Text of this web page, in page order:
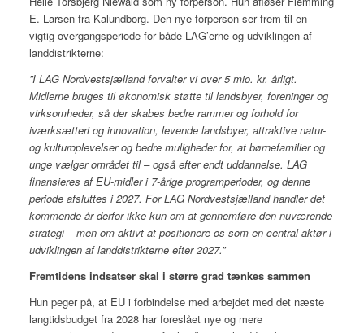
E. Larsen fra Kalundborg. Den nye forperson ser frem til en
vigtig overgangsperiode for både LAG’erne og udviklingen af
landdistrikterne:
”I LAG Nordvestsjælland forvalter vi over 5 mio. kr. årligt.
Midlerne bruges til økonomisk støtte til landsbyer, foreninger og
virksomheder, så der skabes bedre rammer og forhold for
iværksætteri og innovation, levende landsbyer, attraktive natur-
og kulturoplevelser og bedre muligheder for, at børnefamilier og
unge vælger området til – også efter endt uddannelse. LAG
finansieres af EU-midler i 7-årige programperioder, og denne
periode afsluttes i 2027. For LAG Nordvestsjælland handler det
kommende år derfor ikke kun om at gennemføre den nuværende
strategi – men om aktivt at positionere os som en central aktør i
udviklingen af landdistrikterne efter 2027.”
Fremtidens indsatser skal i større grad tænkes sammen
Hun peger på, at EU i forbindelse med arbejdet med det næste
langtidsbudget fra 2028 har foreslået nye og mere